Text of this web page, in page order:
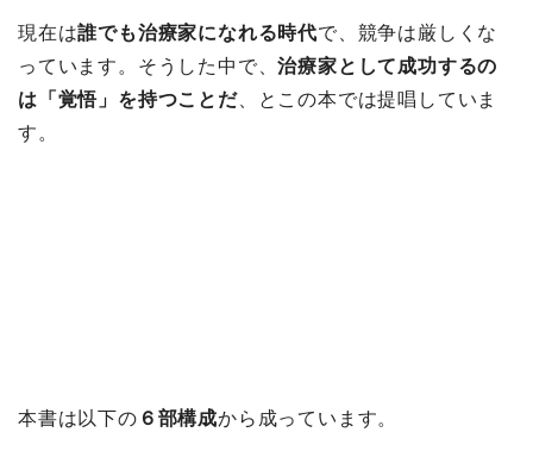
現在は誰でも治療家になれる時代で、競争は厳しくな
っています。そうした中で、治療家として成功するの
は「覚悟」を持つことだ、とこの本では提唱していま
す。
本書は以下の ６部構成から成っています。